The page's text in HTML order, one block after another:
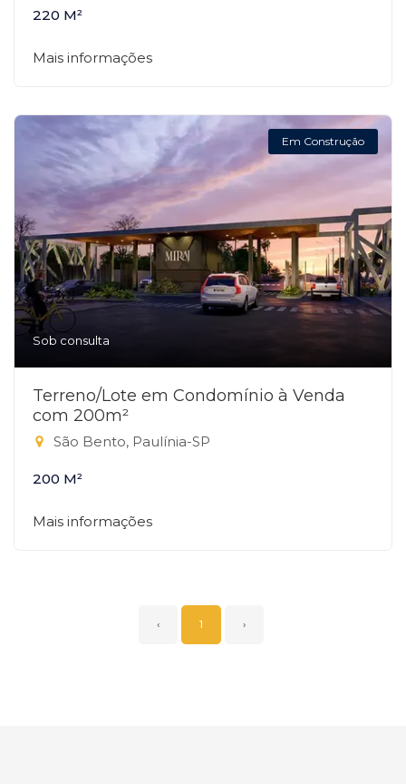
220 M²
Mais informações
Em Construção
Sob consulta
Terreno/Lote em Condomínio à Venda
com 200m²
São Bento, Paulínia-SP
200 M²
Mais informações
‹ 1 ›